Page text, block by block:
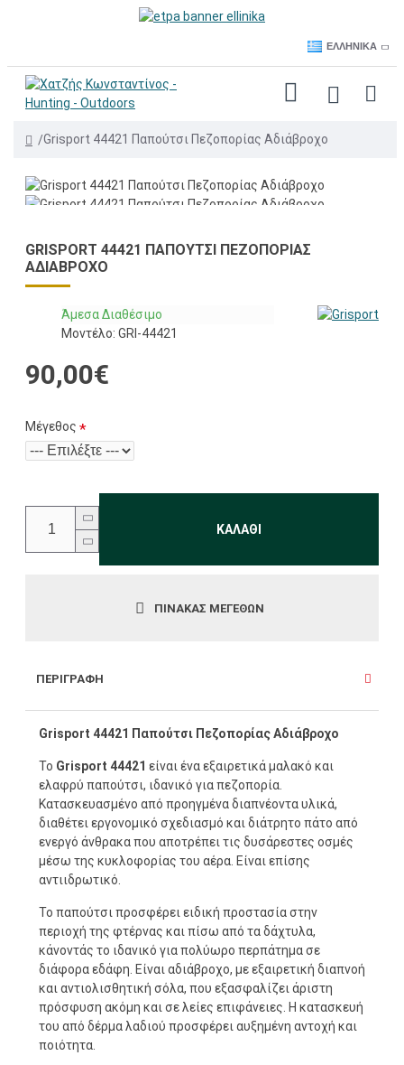
ΕΛΛΗΝΙΚΆ
Grisport 44421 Παπούτσι Πεζοπορίας Αδιάβροχο
GRISPORT 44421 ΠΑΠΟΎΤΣΙ ΠΕΖΟΠΟΡΊΑΣ
ΑΔΙΆΒΡΟΧΟ
Άμεσα Διαθέσιμο
Μοντέλο: GRI-44421
90,00€
Μέγεθος
ΚΑΛΆΘΙ
ΠΊΝΑΚΑΣ ΜΕΓΕΘΏΝ
ΠΕΡΙΓΡΑΦΉ
Grisport 44421 Παπούτσι Πεζοπορίας Αδιάβροχο
Το Grisport 44421 είναι ένα εξαιρετικά μαλακό και
ελαφρύ παπούτσι, ιδανικό για πεζοπορία.
Κατασκευασμένο από προηγμένα διαπνέοντα υλικά,
διαθέτει εργονομικό σχεδιασμό και διάτρητο πάτο από
ενεργό άνθρακα που αποτρέπει τις δυσάρεστες οσμές
μέσω της κυκλοφορίας του αέρα. Είναι επίσης
αντιιδρωτικό.
Το παπούτσι προσφέρει ειδική προστασία στην
περιοχή της φτέρνας και πίσω από τα δάχτυλα,
κάνοντάς το ιδανικό για πολύωρο περπάτημα σε
διάφορα εδάφη. Είναι αδιάβροχο, με εξαιρετική διαπνοή
και αντιολισθητική σόλα, που εξασφαλίζει άριστη
πρόσφυση ακόμη και σε λείες επιφάνειες. Η κατασκευή
του από δέρμα λαδιού προσφέρει αυξημένη αντοχή και
ποιότητα.